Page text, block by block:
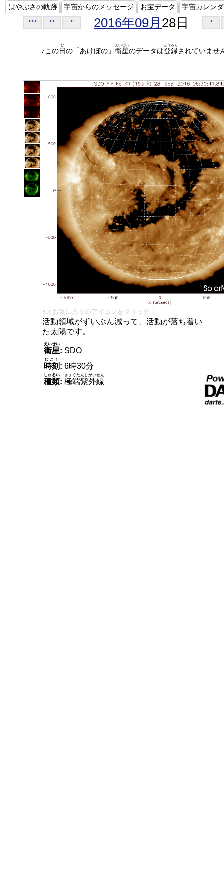
はやぶさの軌跡 宇宙からのメッセージ お宝データ 宇宙カレン
<<< << < 2016年09月 28日 >
♪この日
ひ
の「あけぼの」 衛星
えいせい
のデータは登録
とうろく
されていませ
👈 お気に入りのアイコンをクリック！
活動領域がずいぶん減って、活動が落ち着い
た太陽です。
衛星
えいせい
: SDO
時刻
じこく
: 6時30分
種類
しゅるい
: 極端紫外線
きょくたんしがいせん